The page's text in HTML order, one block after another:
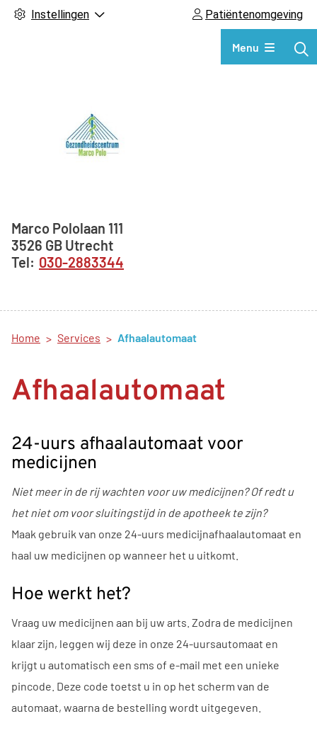
Instellingen Patiëntenomgeving
Hoofdmenu
Menu
Adresgegevens
Marco Pololaan 111
3526 GB Utrecht
030-2883344
Home Services Afhaalautomaat
Afhaalautomaat
24-uurs afhaalautomaat voor
medicijnen
Niet meer in de rij wachten voor uw medicijnen? Of redt u
het niet om voor sluitingstijd in de apotheek te zijn?
Maak gebruik van onze 24-uurs medicijnafhaalautomaat en
haal uw medicijnen op wanneer het u uitkomt.
Hoe werkt het?
Vraag uw medicijnen aan bij uw arts. Zodra de medicijnen
klaar zijn, leggen wij deze in onze 24-uursautomaat en
krijgt u automatisch een sms of e-mail met een unieke
pincode. Deze code toetst u in op het scherm van de
automaat, waarna de bestelling wordt uitgegeven.